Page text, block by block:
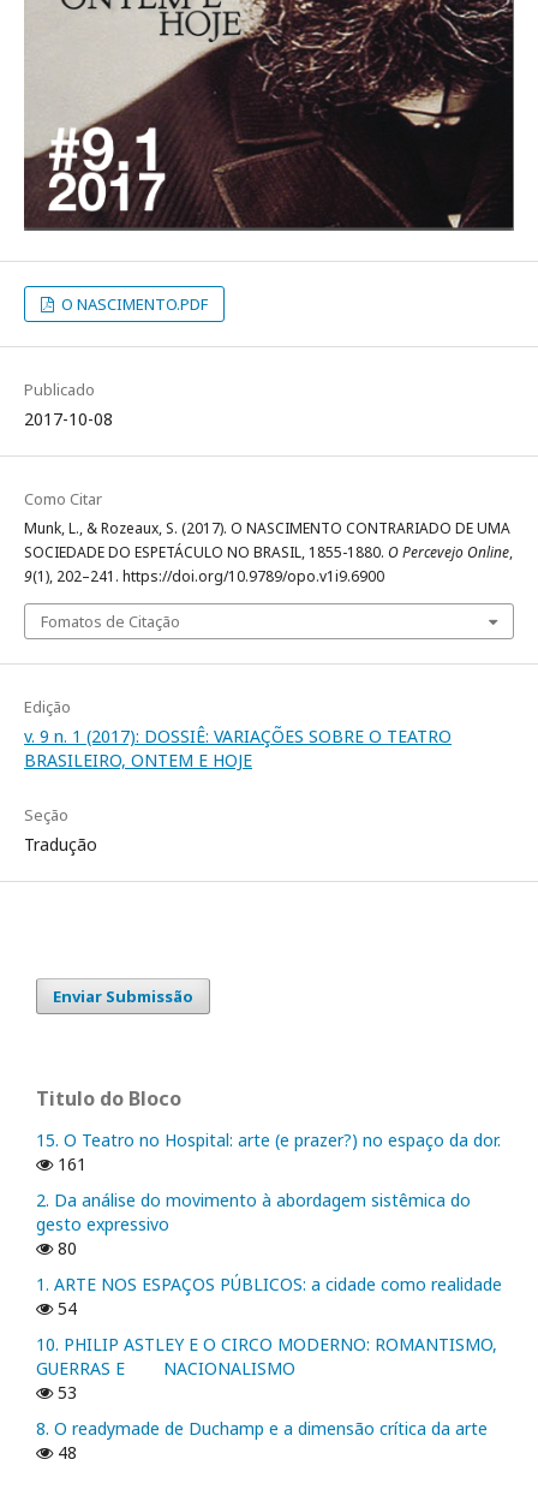
O NASCIMENTO.PDF
Publicado
2017-10-08
Como Citar
Munk, L., & Rozeaux, S. (2017). O NASCIMENTO CONTRARIADO DE UMA
SOCIEDADE DO ESPETÁCULO NO BRASIL, 1855-1880. O Percevejo Online,
9(1), 202–241. https://doi.org/10.9789/opo.v1i9.6900
Fomatos de Citação
Edição
v. 9 n. 1 (2017): DOSSIÊ: VARIAÇÕES SOBRE O TEATRO
BRASILEIRO, ONTEM E HOJE
Seção
Tradução
Enviar Submissão
Titulo do Bloco
15. O Teatro no Hospital: arte (e prazer?) no espaço da dor.
161
2. Da análise do movimento à abordagem sistêmica do
gesto expressivo
80
1. ARTE NOS ESPAÇOS PÚBLICOS: a cidade como realidade
54
10. PHILIP ASTLEY E O CIRCO MODERNO: ROMANTISMO,
GUERRAS E NACIONALISMO
53
8. O readymade de Duchamp e a dimensão crítica da arte
48